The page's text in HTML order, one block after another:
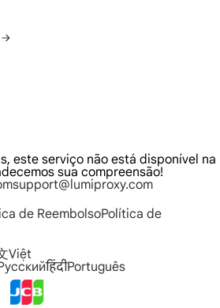
este serviço não está disponível na
sua compreensão!
support@lumiproxy.com
de ReembolsoPolítica de
Việt
हिंदीPortuguês